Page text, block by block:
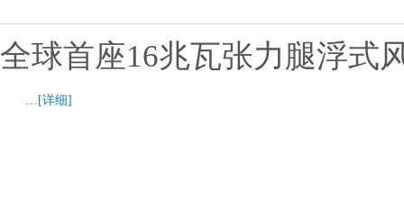
全球首座16兆瓦张力腿浮式
… [详细]